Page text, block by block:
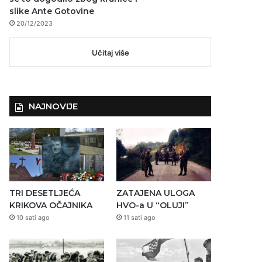
slike Ante Gotovine
20/12/2023
Učitaj više
NAJNOVIJE
TRI DESETLJEĆA
KRIKOVA OČAJNIKA
10 sati ago
ZATAJENA ULOGA
HVO-a U “OLUJI”
11 sati ago